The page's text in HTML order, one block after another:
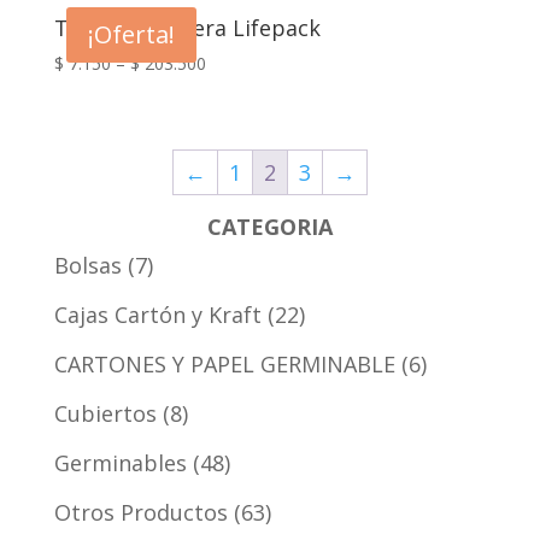
¡Oferta!
Tenedor Madera Lifepack
$7.150–$203.500
← 1 2 3
→
CATEGORIA
Bolsas 7
Cajas Cartón y Kraft 22
CARTONES Y PAPEL GERMINABLE 6
Cubiertos 8
Germinables 48
Otros Productos 63